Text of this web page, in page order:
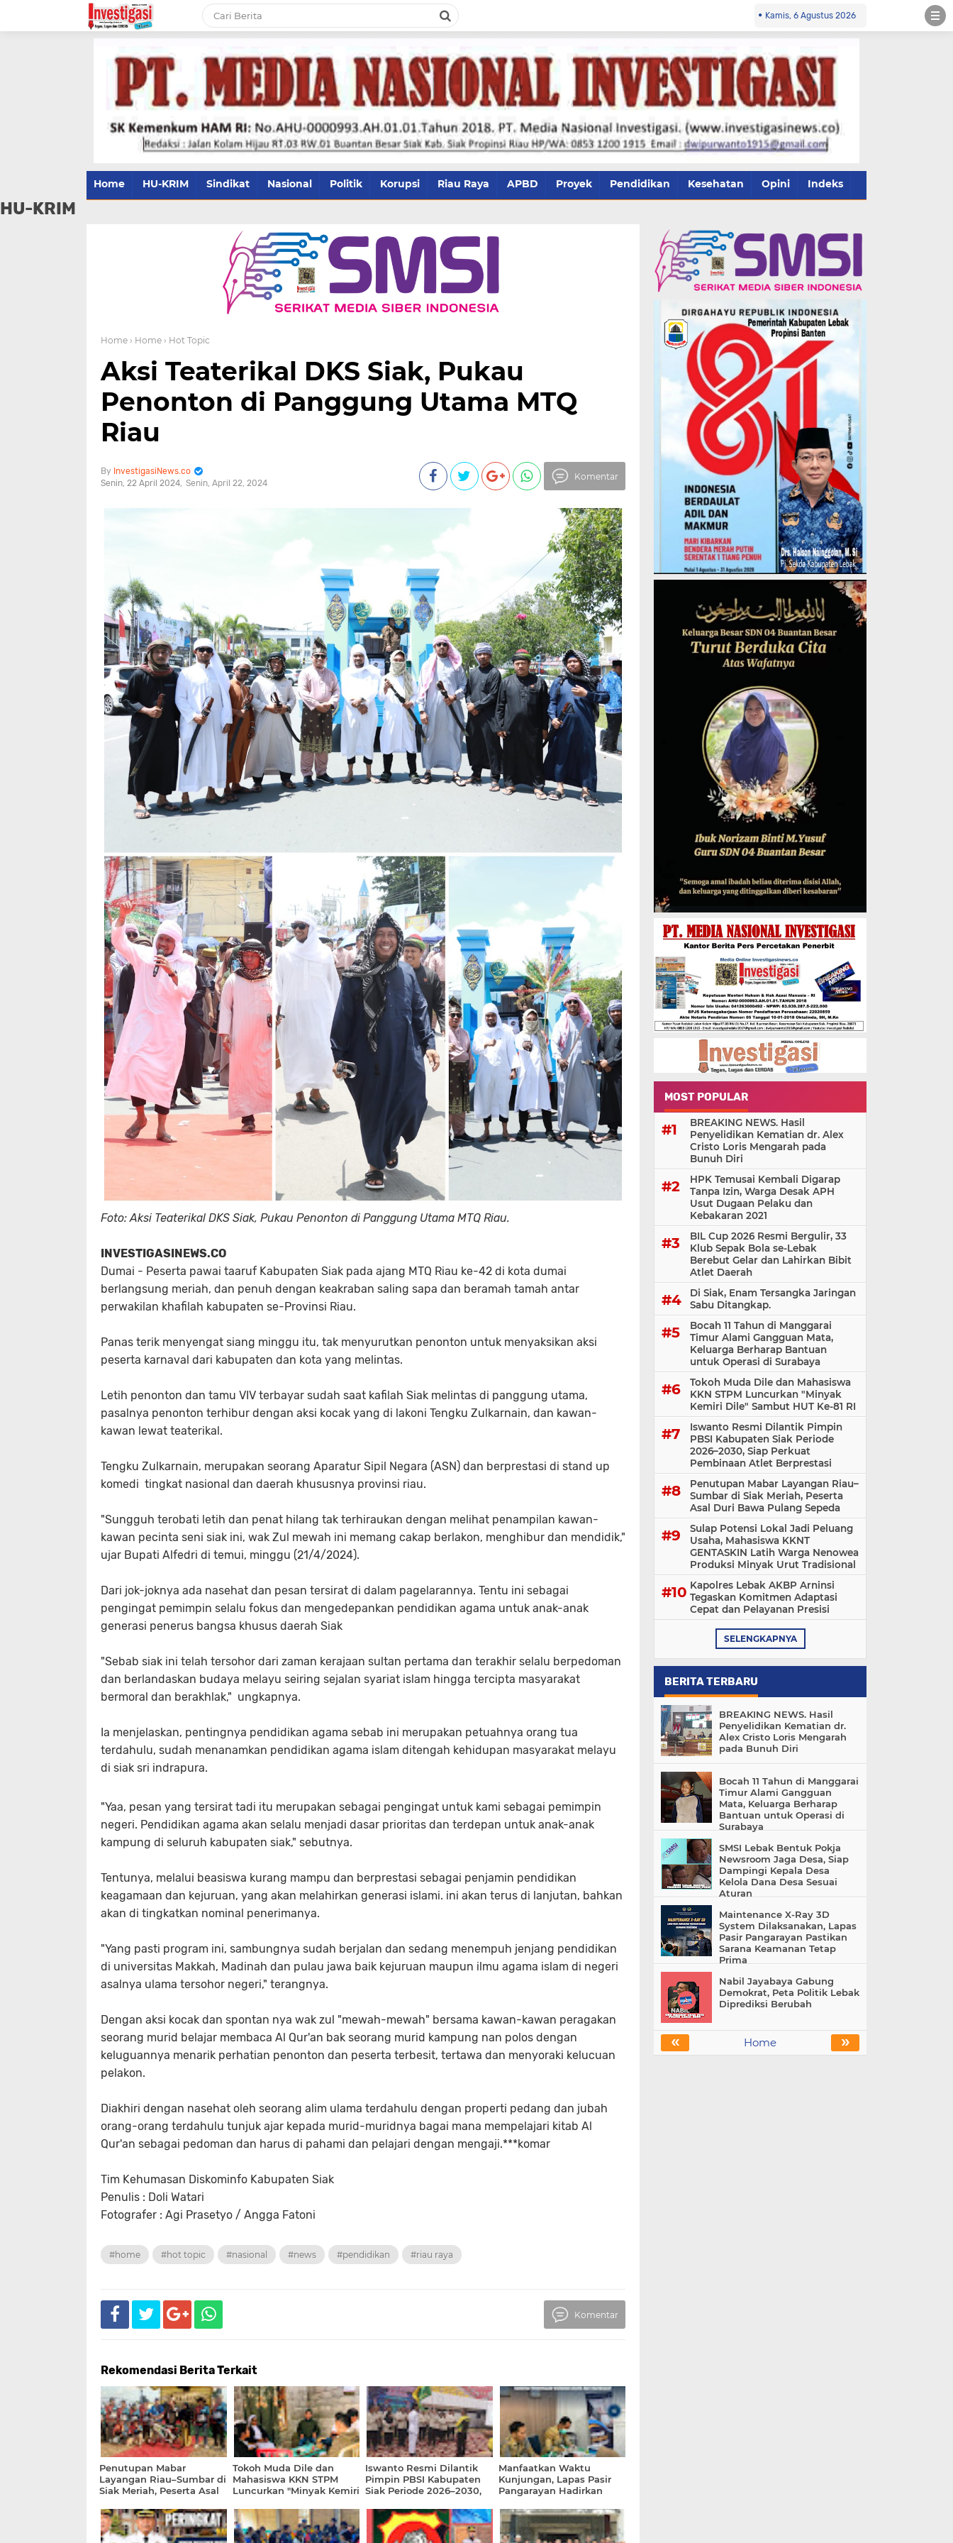
Kamis, 6 Agustus 2026
Home HU-KRIM Sindikat Nasional Politik Korupsi Riau Raya APBD Proyek Pendidikan Kesehatan Opini Indeks
HU-KRIM
Home › Home › Hot Topic
Aksi Teaterikal DKS Siak, Pukau
Penonton di Panggung Utama MTQ
Riau
InvestigasiNews.co
Senin, 22 April 2024 Senin, April 22, 2024
Komentar
Foto: Aksi Teaterikal DKS Siak, Pukau Penonton di Panggung Utama MTQ Riau.
INVESTIGASINEWS.CO
Dumai - Peserta pawai taaruf Kabupaten Siak pada ajang MTQ Riau ke-42 di kota dumai
berlangsung meriah, dan penuh dengan keakraban saling sapa dan beramah tamah antar
perwakilan khafilah kabupaten se-Provinsi Riau.
Panas terik menyengat siang minggu itu, tak menyurutkan penonton untuk menyaksikan aksi
peserta karnaval dari kabupaten dan kota yang melintas.
Letih penonton dan tamu VIV terbayar sudah saat kafilah Siak melintas di panggung utama,
pasalnya penonton terhibur dengan aksi kocak yang di lakoni Tengku Zulkarnain, dan kawan-
kawan lewat teaterikal.
Tengku Zulkarnain, merupakan seorang Aparatur Sipil Negara (ASN) dan berprestasi di stand up
komedi tingkat nasional dan daerah khususnya provinsi riau.
"Sungguh terobati letih dan penat hilang tak terhiraukan dengan melihat penampilan kawan-
kawan pecinta seni siak ini, wak Zul mewah ini memang cakap berlakon, menghibur dan mendidik,"
ujar Bupati Alfedri di temui, minggu (21/4/2024).
Dari jok-joknya ada nasehat dan pesan tersirat di dalam pagelarannya. Tentu ini sebagai
pengingat pemimpin selalu fokus dan mengedepankan pendidikan agama untuk anak-anak
generasi penerus bangsa khusus daerah Siak
"Sebab siak ini telah tersohor dari zaman kerajaan sultan pertama dan terakhir selalu berpedoman
dan berlandaskan budaya melayu seiring sejalan syariat islam hingga tercipta masyarakat
bermoral dan berakhlak," ungkapnya.
Ia menjelaskan, pentingnya pendidikan agama sebab ini merupakan petuahnya orang tua
terdahulu, sudah menanamkan pendidikan agama islam ditengah kehidupan masyarakat melayu
di siak sri indrapura.
"Yaa, pesan yang tersirat tadi itu merupakan sebagai pengingat untuk kami sebagai pemimpin
negeri. Pendidikan agama akan selalu menjadi dasar prioritas dan terdepan untuk anak-anak
kampung di seluruh kabupaten siak," sebutnya.
Tentunya, melalui beasiswa kurang mampu dan berprestasi sebagai penjamin pendidikan
keagamaan dan kejuruan, yang akan melahirkan generasi islami. ini akan terus di lanjutan, bahkan
akan di tingkatkan nominal penerimanya.
"Yang pasti program ini, sambungnya sudah berjalan dan sedang menempuh jenjang pendidikan
di universitas Makkah, Madinah dan pulau jawa baik kejuruan maupun ilmu agama islam di negeri
asalnya ulama tersohor negeri," terangnya.
Dengan aksi kocak dan spontan nya wak zul "mewah-mewah" bersama kawan-kawan peragakan
seorang murid belajar membaca Al Qur'an bak seorang murid kampung nan polos dengan
keluguannya menarik perhatian penonton dan peserta terbesit, tertawa dan menyoraki kelucuan
pelakon.
Diakhiri dengan nasehat oleh seorang alim ulama terdahulu dengan properti pedang dan jubah
orang-orang terdahulu tunjuk ajar kepada murid-muridnya bagai mana mempelajari kitab Al
Qur'an sebagai pedoman dan harus di pahami dan pelajari dengan mengaji.***komar
Tim Kehumasan Diskominfo Kabupaten Siak
Penulis : Doli Watari
Fotografer : Agi Prasetyo / Angga Fatoni
#home #hot topic #nasional #news #pendidikan #riau raya
Komentar
Rekomendasi Berita Terkait
Penutupan Mabar
Layangan Riau–Sumbar di
Siak Meriah, Peserta Asal
Tokoh Muda Dile dan
Mahasiswa KKN STPM
Luncurkan "Minyak Kemiri
Iswanto Resmi Dilantik
Pimpin PBSI Kabupaten
Siak Periode 2026–2030,
Atlet Berprestasi
Manfaatkan Waktu
Kunjungan, Lapas Pasir
Pangarayan Hadirkan
Gratis bagi Masyarakat
MOST POPULAR
BREAKING NEWS. Hasil
Penyelidikan Kematian dr. Alex
Cristo Loris Mengarah pada
Bunuh Diri
HPK Temusai Kembali Digarap
Tanpa Izin, Warga Desak APH
Usut Dugaan Pelaku dan
Kebakaran 2021
BIL Cup 2026 Resmi Bergulir, 33
Klub Sepak Bola se-Lebak
Berebut Gelar dan Lahirkan Bibit
Atlet Daerah
Di Siak, Enam Tersangka Jaringan
Sabu Ditangkap.
Bocah 11 Tahun di Manggarai
Timur Alami Gangguan Mata,
Keluarga Berharap Bantuan
untuk Operasi di Surabaya
Tokoh Muda Dile dan Mahasiswa
KKN STPM Luncurkan "Minyak
Kemiri Dile" Sambut HUT Ke-81 RI
Iswanto Resmi Dilantik Pimpin
PBSI Kabupaten Siak Periode
2026–2030, Siap Perkuat
Pembinaan Atlet Berprestasi
Penutupan Mabar Layangan Riau–
Sumbar di Siak Meriah, Peserta
Asal Duri Bawa Pulang Sepeda
Sulap Potensi Lokal Jadi Peluang
Usaha, Mahasiswa KKNT
GENTASKIN Latih Warga Nenowea
Produksi Minyak Urut Tradisional
Kapolres Lebak AKBP Arninsi
Tegaskan Komitmen Adaptasi
Cepat dan Pelayanan Presisi
SELENGKAPNYA
BERITA TERBARU
BREAKING NEWS. Hasil
Penyelidikan Kematian dr.
Alex Cristo Loris Mengarah
pada Bunuh Diri
Bocah 11 Tahun di Manggarai
Timur Alami Gangguan
Mata, Keluarga Berharap
Bantuan untuk Operasi di
Surabaya
SMSI Lebak Bentuk Pokja
Newsroom Jaga Desa, Siap
Dampingi Kepala Desa
Kelola Dana Desa Sesuai
Aturan
Maintenance X-Ray 3D
System Dilaksanakan, Lapas
Pasir Pangarayan Pastikan
Sarana Keamanan Tetap
Prima
Nabil Jayabaya Gabung
Demokrat, Peta Politik Lebak
Diprediksi Berubah
« »
Home